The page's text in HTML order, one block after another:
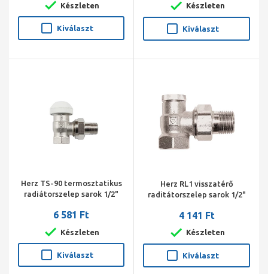
Készleten
Kiválaszt
Készleten
Kiválaszt
Herz TS-90 termosztatikus
radiátorszelep sarok 1/2"
6 581 Ft
Készleten
Kiválaszt
Herz RL1 visszatérő
raditátorszelep sarok 1/2"
4 141 Ft
Készleten
Kiválaszt